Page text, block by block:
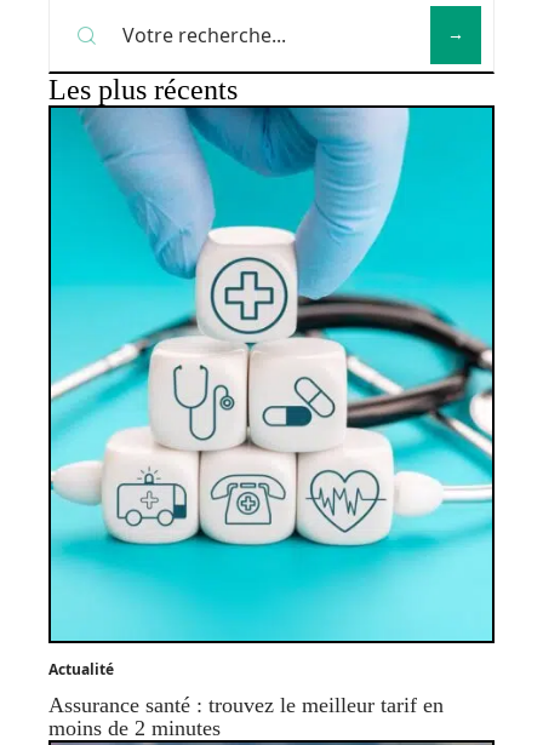
Les plus récents
Actualité
Assurance santé : trouvez le meilleur tarif en
moins de 2 minutes